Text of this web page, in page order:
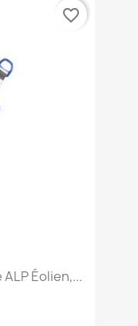
Éolien,...
favorite_border